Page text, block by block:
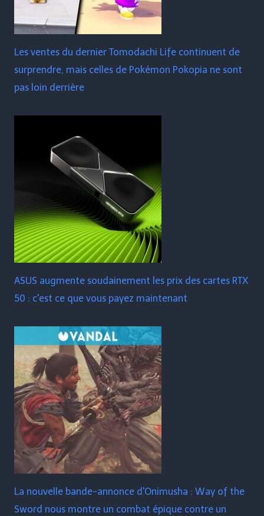
Les ventes du dernier Tomodachi Life continuent de
surprendre, mais celles de Pokémon Pokopia ne sont
pas loin derrière
ASUS augmente soudainement les prix des cartes RTX
50 : c'est ce que vous payez maintenant
La nouvelle bande-annonce d'Onimusha : Way of the
Sword nous montre un combat épique contre un